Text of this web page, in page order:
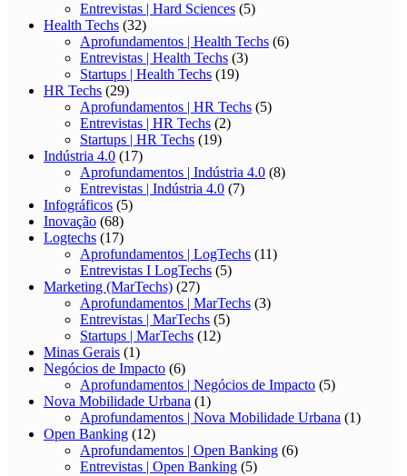
Entrevistas | Hard Sciences (5)
Health Techs (32)
Aprofundamentos | Health Techs (6)
Entrevistas | Health Techs (3)
Startups | Health Techs (19)
HR Techs (29)
Aprofundamentos | HR Techs (5)
Entrevistas | HR Techs (2)
Startups | HR Techs (19)
Indústria 4.0 (17)
Aprofundamentos | Indústria 4.0 (8)
Entrevistas | Indústria 4.0 (7)
Infográficos (5)
Inovação (68)
Logtechs (17)
Aprofundamentos | LogTechs (11)
Entrevistas I LogTechs (5)
Marketing (MarTechs) (27)
Aprofundamentos | MarTechs (3)
Entrevistas | MarTechs (5)
Startups | MarTechs (12)
Minas Gerais (1)
Negócios de Impacto (6)
Aprofundamentos | Negócios de Impacto (5)
Nova Mobilidade Urbana (1)
Aprofundamentos | Nova Mobilidade Urbana (1)
Open Banking (12)
Aprofundamentos | Open Banking (6)
Entrevistas | Open Banking (5)